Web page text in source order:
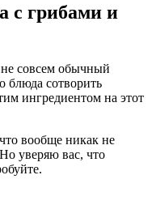
с грибами и
совсем обычный
блюда сотворить
ингредиентом на этот
вообще никак не
уверяю вас, что